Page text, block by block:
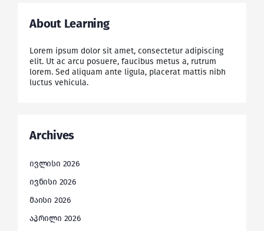
About Learning
Lorem ipsum dolor sit amet, consectetur adipiscing
elit. Ut ac arcu posuere, faucibus metus a, rutrum
lorem. Sed aliquam ante ligula, placerat mattis nibh
luctus vehicula.
Archives
ივლისი 2026
ივნისი 2026
მაისი 2026
აპრილი 2026